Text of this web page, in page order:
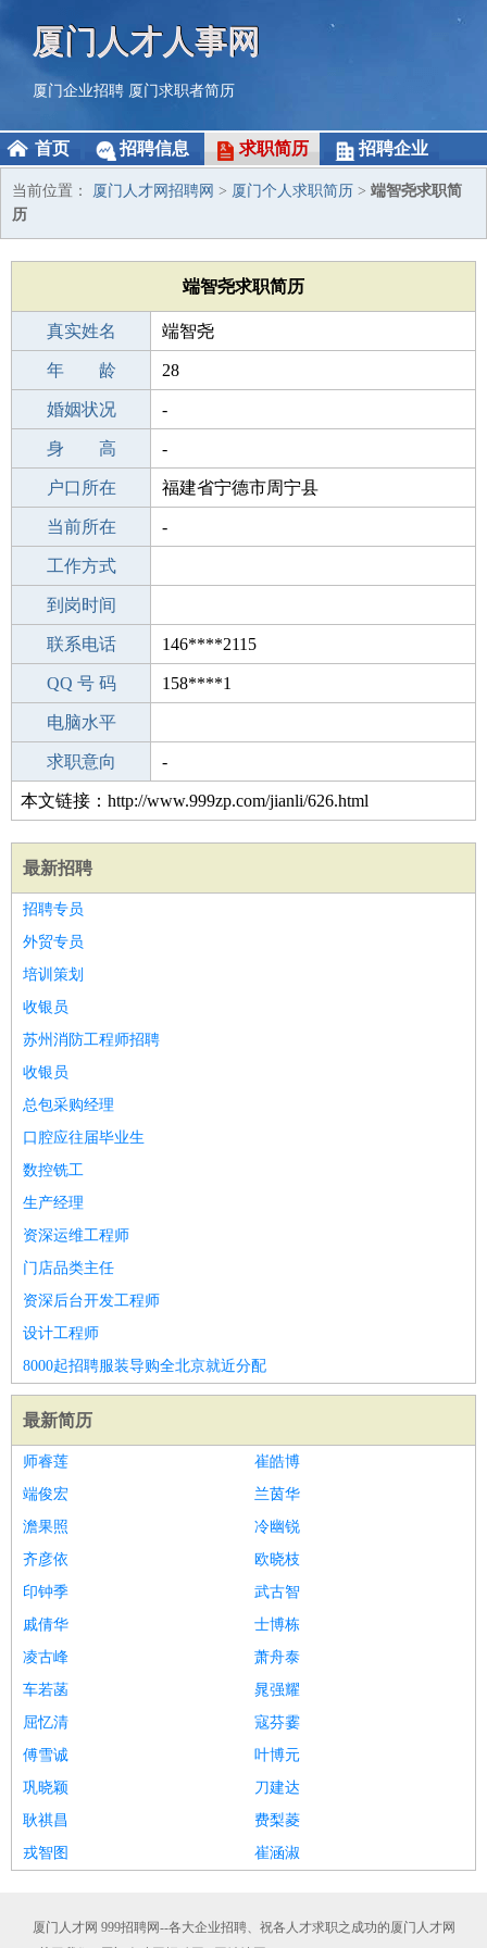
厦门人才人事网
厦门企业招聘 厦门求职者简历
首页 招聘信息 求职简历 招聘企业
当前位置： 厦门人才网招聘网 > 厦门个人求职简历 > 端智尧求职简
历
端智尧求职简历
真实姓名 端智尧
性 别 男
年 龄 28
出生年月 1998-09-07
婚姻状况 -
学 历 中专
身 高 -
毕业学校 上海第二轻工业大学
户口所在 福建省宁德市周宁县
所学专业 -
当前所在 -
工作经验
工作方式
驾 照
到岗时间
期望月薪
联系电话 146****2115
手机号码 146****2115
QQ 号 码 158****1
微信号码
电脑水平
外语水平
求职意向 -
本文链接：http://www.999zp.com/jianli/626.html
最新招聘
招聘专员
外贸专员
培训策划
收银员
苏州消防工程师招聘
收银员
总包采购经理
口腔应往届毕业生
数控铣工
生产经理
资深运维工程师
门店品类主任
资深后台开发工程师
设计工程师
8000起招聘服装导购全北京就近分配
最新简历
师睿莲
崔皓博
端俊宏
兰茵华
澹果照
冷幽锐
齐彦依
欧晓枝
印钟季
武古智
戚倩华
士博栋
凌古峰
萧舟泰
车若菡
晁强耀
屈忆清
寇芬霎
傅雪诚
叶博元
巩晓颖
刀建达
耿祺昌
费梨菱
戎智图
崔涵淑
厦门人才网 999招聘网--各大企业招聘、祝各人才求职之成功的厦门人才网